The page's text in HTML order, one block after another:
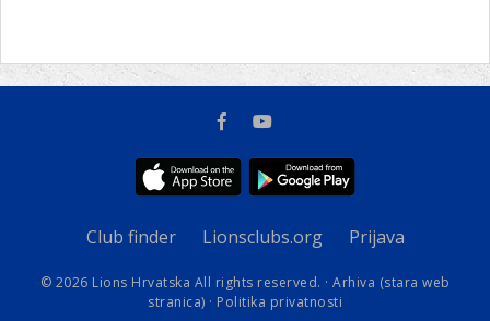
Club finder Lionsclubs.org Prijava
© 2026 Lions Hrvatska All rights reserved. · Arhiva (stara web
stranica) · Politika privatnosti